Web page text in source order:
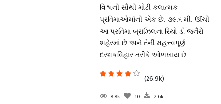
વિશ્વની સૌથી મોટી કલાત્મક
પ્રતિમાઓમાંની એક છે. ૩૯.૬ મી. ઊંચી
આ પ્રતિમા બ્રાઝિલના રિયો ડી જનૈરો
શહેરમાં છે અને તેની મહત્ત્વપૂર્ણ
દરશકવિહાર તરીકે ઓળખાય છે.
(26.9k)
8.8k 10 2.6k